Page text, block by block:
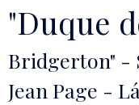
"Duque
Bridgerton" -
Jean Page -